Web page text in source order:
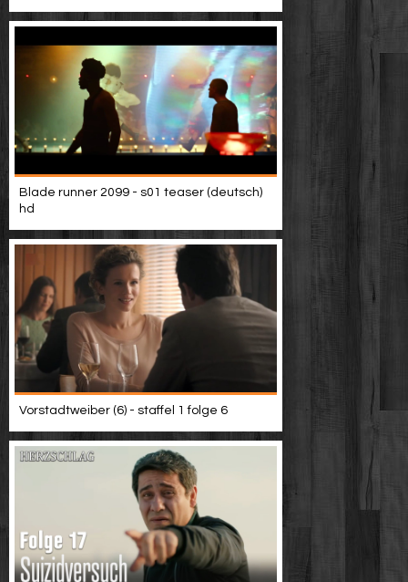
Blade runner 2099 - s01 teaser (deutsch)
hd
Vorstadtweiber (6) - staffel 1 folge 6